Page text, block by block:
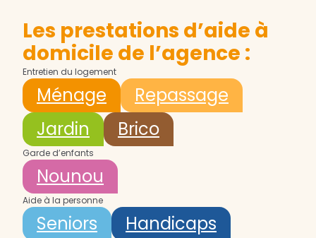
Les prestations d’aide à
domicile de l’agence :
Entretien du logement
Ménage
Repassage
Jardin
Brico
Garde d’enfants
Nounou
Aide à la personne
Seniors Handicaps